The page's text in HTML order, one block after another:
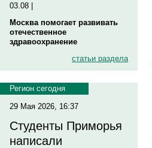
03.08 |
Москва помогает развивать
отечественное
здравоохранение
статьи раздела
Регион сегодня
29 Мая 2026, 16:37
Студенты Приморья
написали